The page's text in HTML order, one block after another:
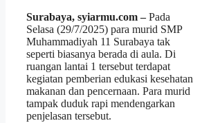
Surabaya, syiarmu.com –Pada
Selasa (29/7/2025) para murid SMP
Muhammadiyah 11 Surabaya tak
seperti biasanya berada di aula. Di
ruangan lantai 1 tersebut terdapat
kegiatan pemberian edukasi kesehatan
makanan dan pencernaan. Para murid
tampak duduk rapi mendengarkan
penjelasan tersebut.